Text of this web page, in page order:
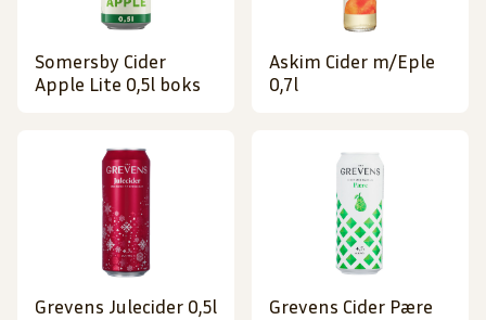
Somersby Cider
Apple Lite 0,5l boks
Askim Cider m/Eple
0,7l
Grevens Julecider 0,5l
Grevens Cider Pære